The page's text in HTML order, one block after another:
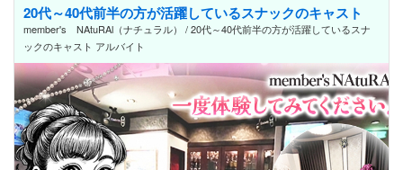
20代～40代前半の方が活躍しているスナックのキャスト
member's NAtuRAl（ナチュラル） / 20代～40代前半の方が活躍しているスナ
ックのキャスト アルバイト